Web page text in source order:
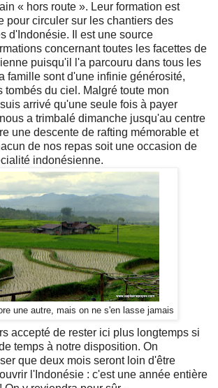
« hors route ». Leur formation est
pour circuler sur les chantiers des
d'Indonésie. Il est une source
concernant toutes les facettes de
puisqu'il l'a parcouru dans tous les
famille sont d'une infinie générosité,
tombés du ciel. Malgré toute mon
arrivé qu'une seule fois à payer
a trimbalé dimanche jusqu'au centre
une descente de rafting mémorable et
de nos repas soit une occasion de
indonésienne.
une autre, mais on ne s'en lasse jamais
accepté de rester ici plus longtemps si
temps à notre disposition. On
que deux mois seront loin d'être
l'Indonésie : c'est une année entière